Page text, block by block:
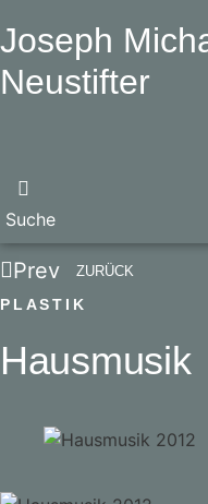
Joseph
Neustifter
Suche
Prev ZURÜCK
PLASTIK
Hausmusik